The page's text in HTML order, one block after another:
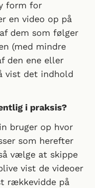
form for
en video op på
dem som følger
(med mindre
den ene eller
vist det indhold
i praksis?
bruger op hvor
som herefter
vælge at skippe
vist de videoer
rækkevidde på